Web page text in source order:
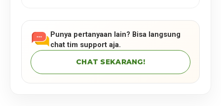
Punya pertanyaan lain? Bisa langsung
chat tim support aja.
CHAT SEKARANG!